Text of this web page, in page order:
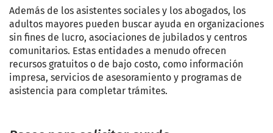
Además de los asistentes sociales y los abogados, los
adultos mayores pueden buscar ayuda en organizaciones
sin fines de lucro, asociaciones de jubilados y centros
comunitarios. Estas entidades a menudo ofrecen
recursos gratuitos o de bajo costo, como información
impresa, servicios de asesoramiento y programas de
asistencia para completar trámites.